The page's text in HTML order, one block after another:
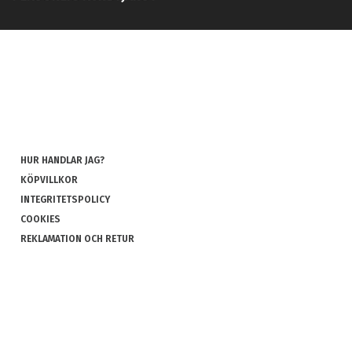
HUR HANDLAR JAG?
KÖPVILLKOR
INTEGRITETSPOLICY
COOKIES
REKLAMATION OCH RETUR